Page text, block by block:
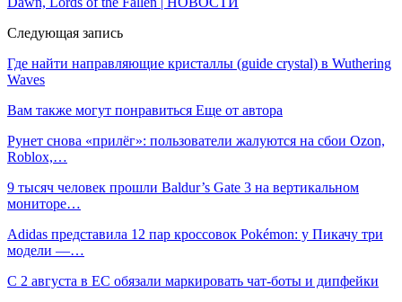
Следующая запись
Где найти направляющие кристаллы (guide crystal) в Wuthering
Waves
Вам также могут понравиться Еще от автора
Рунет снова «прилёг»: пользователи жалуются на сбои Ozon,
Roblox,…
9 тысяч человек прошли Baldur’s Gate 3 на вертикальном
мониторе…
Adidas представила 12 пар кроссовок Pokémon: у Пикачу три
модели —…
С 2 августа в ЕС обязали маркировать чат-боты и дипфейки